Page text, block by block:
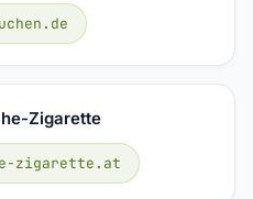
Zigarette
zigarette.at